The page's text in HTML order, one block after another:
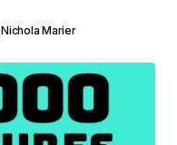
Nichola Marier